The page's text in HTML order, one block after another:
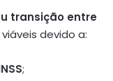
transição entre
devido a:
;